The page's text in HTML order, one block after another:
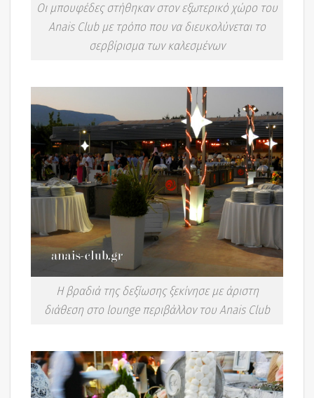
Οι μπουφέδες στήθηκαν στον εξωτερικό χώρο του
Anais Club με τρόπο που να διευκολύνεται το
σερβίρισμα των καλεσμένων
Η βραδιά της δεξίωσης ξεκίνησε με άριστη
διάθεση στο lounge περιβάλλον του Anais Club